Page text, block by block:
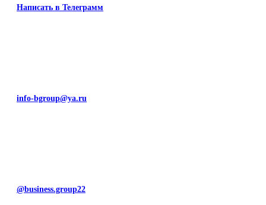
Написать в Телеграмм
info-bgroup@ya.ru
@business.group22